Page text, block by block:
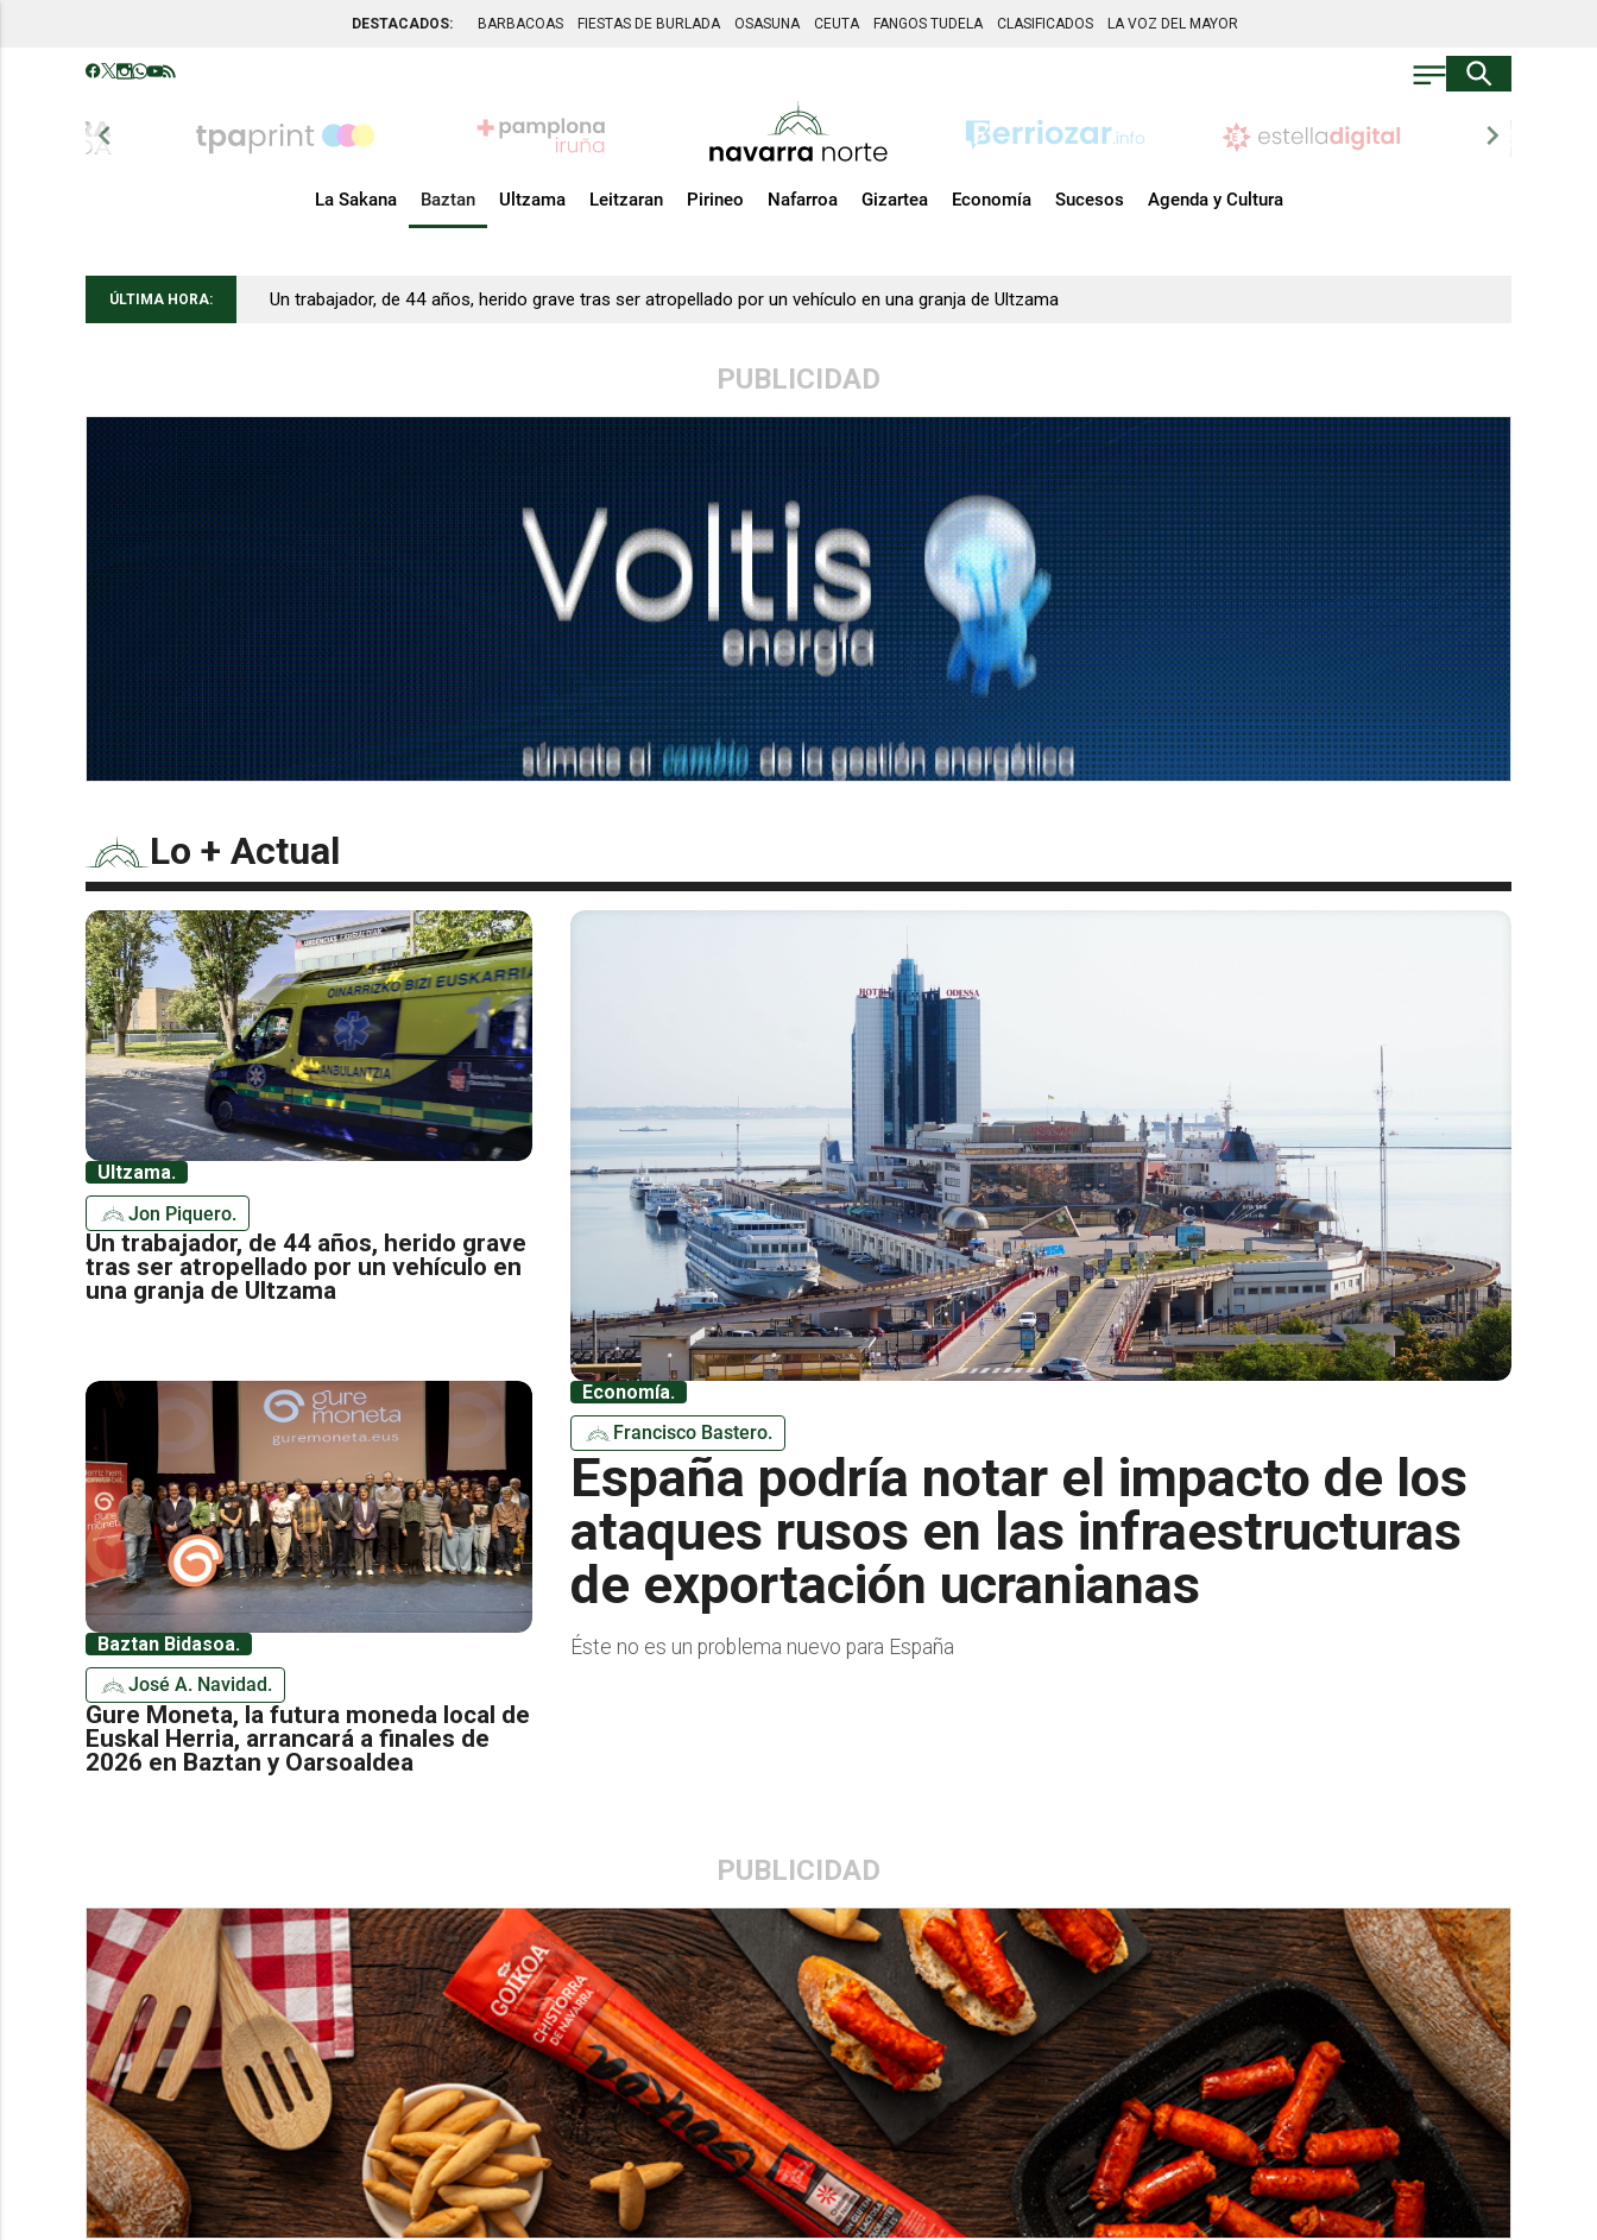
DESTACADOS: BARBACOAS FIESTAS DE BURLADA OSASUNA CEUTA FANGOS TUDELA CLASIFICADOS LA VOZ DEL MAYOR
chevron_left chevron_right
La Sakana Baztan Ultzama Leitzaran Pirineo Nafarroa Gizartea Economía Sucesos Agenda y Cultura
ÚLTIMA HORA: Un trabajador, de 44 años, herido grave tras ser atropellado por un vehículo en una granja de Ultzama
PUBLICIDAD
Lo + Actual
Economía.
Francisco Bastero.
España podría notar el impacto de los
ataques rusos en las infraestructuras
de exportación ucranianas
Éste no es un problema nuevo para España
Ultzama.
Jon Piquero.
Un trabajador, de 44 años, herido grave
tras ser atropellado por un vehículo en
una granja de Ultzama
Baztan Bidasoa.
José A. Navidad.
Gure Moneta, la futura moneda local de
Euskal Herria, arrancará a finales de
2026 en Baztan y Oarsoaldea
PUBLICIDAD